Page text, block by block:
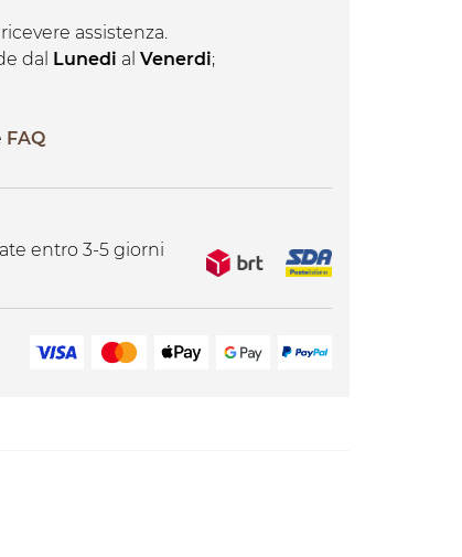
assistenza.
dal Lunedi al Venerdi;
FAQ
entro 3-5 giorni